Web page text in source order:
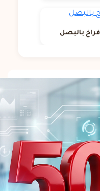
فراخ بالبصل